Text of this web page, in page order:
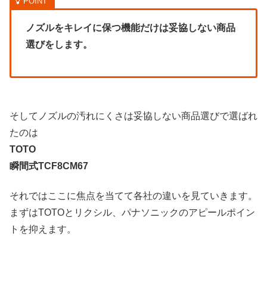
ノズルをキレイに保つ機能だけは妥協しない商品
選びをします。
そしてノズルの汚れにくさは妥協しない商品選びで選ばれ
たのは
TOTO
瞬間式TCF8CM67
それではここに焦点を当てて各社の違いを見ていきます。
まずはTOTOとリクシル、パナソニックのアピールポイン
トを抑えます。